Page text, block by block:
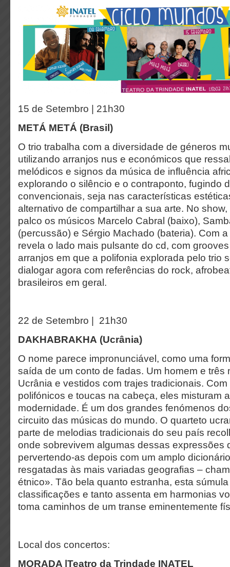
15 de Setembro | 21h30
METÁ METÁ (Brasil)
O trio trabalha com a diversidade de géneros
utilizando arranjos nus e económicos que
melódicos e signos da música de influência
explorando o silêncio e o contraponto, fugindo
convencionais, seja nas características
alternativo de compartilhar a sua arte. No
palco os músicos Marcelo Cabral (baixo),
(percussão) e Sérgio Machado (bateria). Com
revela o lado mais pulsante do cd, com
arranjos em que a polifonia explorada pelo trio
dialogar agora com referências do rock,
brasileiros em geral.
22 de Setembro | 21h30
DAKHABRAKHA (Ucrânia)
O nome parece impronunciável, como uma
saída de um conto de fadas. Um homem e três
Ucrânia e vestidos com trajes tradicionais.
polifónicos e toucas na cabeça, eles misturam
modernidade. É um dos grandes fenómenos
circuito das músicas do mundo. O quarteto
parte de melodias tradicionais do seu país
onde sobrevivem algumas dessas expressões
pervertendo-as depois com um amplo
resgatadas às mais variadas geografias –
étnico». Tão bela quanto estranha, esta
classificações e tanto assenta em harmonias
toma caminhos de um transe eminentemente
Local dos concertos:
MORADA |Teatro da Trindade INATEL